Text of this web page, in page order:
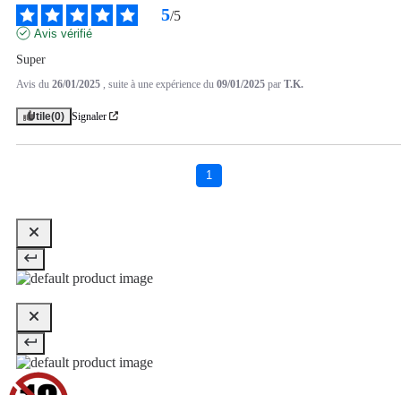
5/5
Avis vérifié
Super
Avis du 26/01/2025 , suite à une expérience du 09/01/2025 par T.K.
Utile(0) Signaler
1